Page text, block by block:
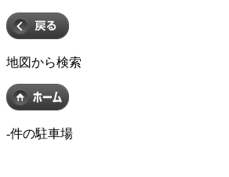
地図から検索
-件の駐車場